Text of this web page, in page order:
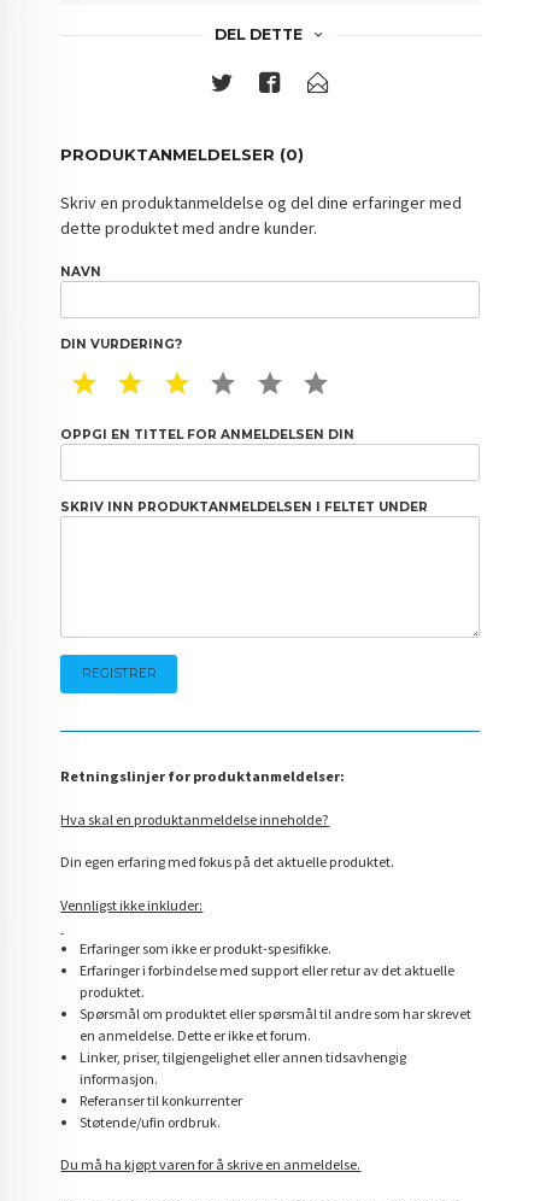
DEL DETTE
PRODUKTANMELDELSER (0)
Skriv en produktanmeldelse og del dine erfaringer med
dette produktet med andre kunder.
NAVN
DIN VURDERING?
1 STAR2 STAR3 STAR4 STAR5 STAR
OPPGI EN TITTEL FOR ANMELDELSEN DIN
SKRIV INN PRODUKTANMELDELSEN I FELTET UNDER
Retningslinjer for produktanmeldelser:
Hva skal en produktanmeldelse inneholde?
Din egen erfaring med fokus på det aktuelle produktet.
Vennligst ikke inkluder:
Erfaringer som ikke er produkt-spesifikke.
Erfaringer i forbindelse med support eller retur av det aktuelle
produktet.
Spørsmål om produktet eller spørsmål til andre som har skrevet
en anmeldelse. Dette er ikke et forum.
Linker, priser, tilgjengelighet eller annen tidsavhengig
informasjon.
Referanser til konkurrenter
Støtende/ufin ordbruk.
Du må ha kjøpt varen for å skrive en anmeldelse.